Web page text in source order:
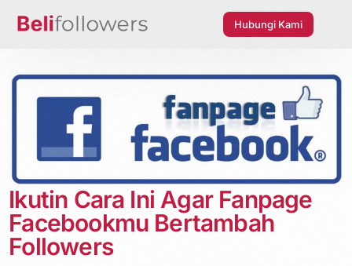
Hubungi Kami
Ikutin Cara Ini Agar Fanpage
Facebookmu Bertambah
Followers